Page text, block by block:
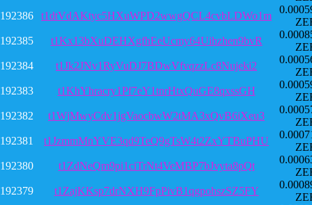
192386
t1dtVdAKtyc5HXuWPD2wwgQCL4cvbLDWo1m
192385
t1Kx13bXuDEHXgfhEeUcmy64Uihzhen9bvR
192384
t1Jk2JNv1RyVuDJ7BDwVfvqzzLc8Nujeki2
192383
t1KhYhracry1Pf7eY1tnrHtxQuGE8qxssGH
192382
t1WjMwyCdv1jgVaocbwW2tMA3xQvB6iXeu3
192381
t1JzmmMnYVE3qd9TeQ9gTsW4t2ZxYTBuPHU
192380
t1ZdNeQm9pi1ciTrNt4VeMBP7bJvyta8pQt
192379
t1ZajKKsp7drNXH9FpPivB1qgpohszSZ5FY